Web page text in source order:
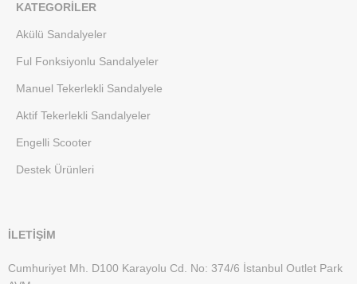
KATEGORILER
Akülü Sandalyeler
Ful Fonksiyonlu Sandalyeler
Manuel Tekerlekli Sandalyele
Aktif Tekerlekli Sandalyeler
Engelli Scooter
Destek Ürünleri
İLETİŞİM
Cumhuriyet Mh. D100 Karayolu Cd. No: 374/6 İstanbul Outlet Park